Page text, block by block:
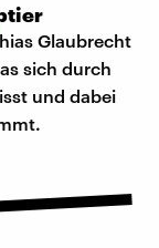
Glaubrecht
sich durch
und dabei